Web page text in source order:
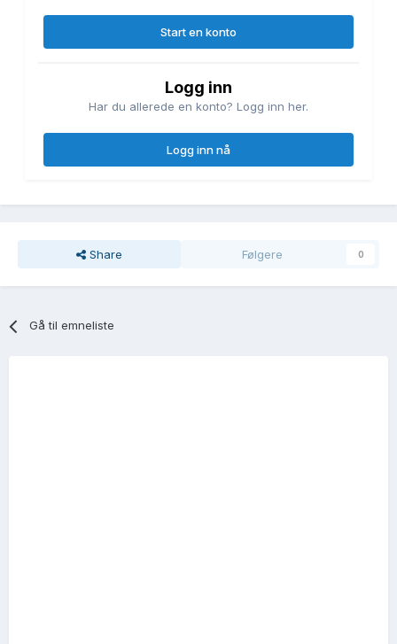
Start en konto
Logg inn
Har du allerede en konto? Logg inn her.
Logg inn nå
Share Følgere 0
Gå til emneliste